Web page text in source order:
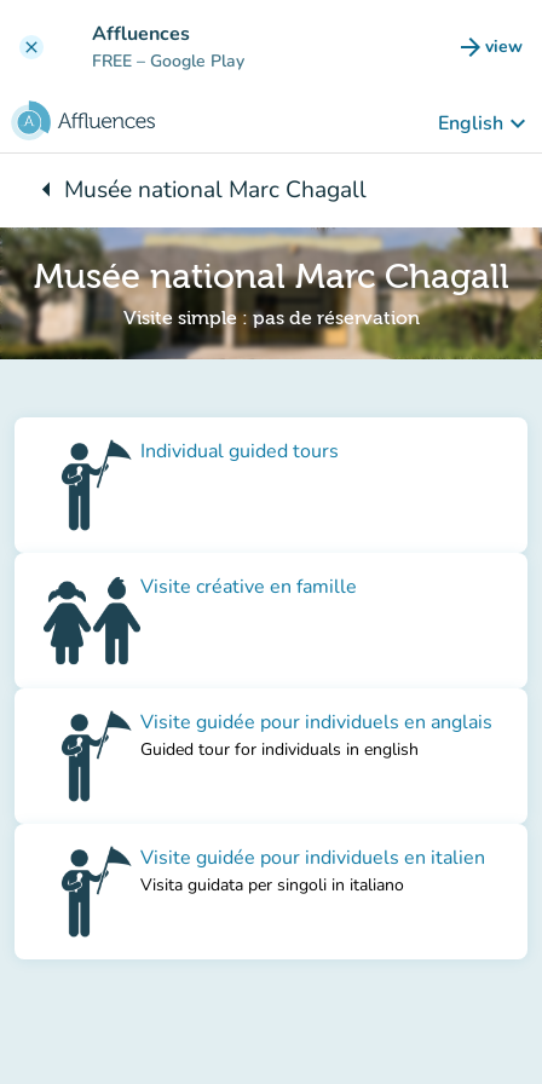
clear Affluences
FREE – Google Play arrow_forward view
(new
English keyboard_arrow_down
arrow_leftBack to:
Musée national Marc Chagall
Musée national Marc Chagall
Visite simple : pas de réservation
Individual guided tours
Visite créative en famille
Visite guidée pour individuels en anglais
Guided tour for individuals in english
Visite guidée pour individuels en italien
Visita guidata per singoli in italiano